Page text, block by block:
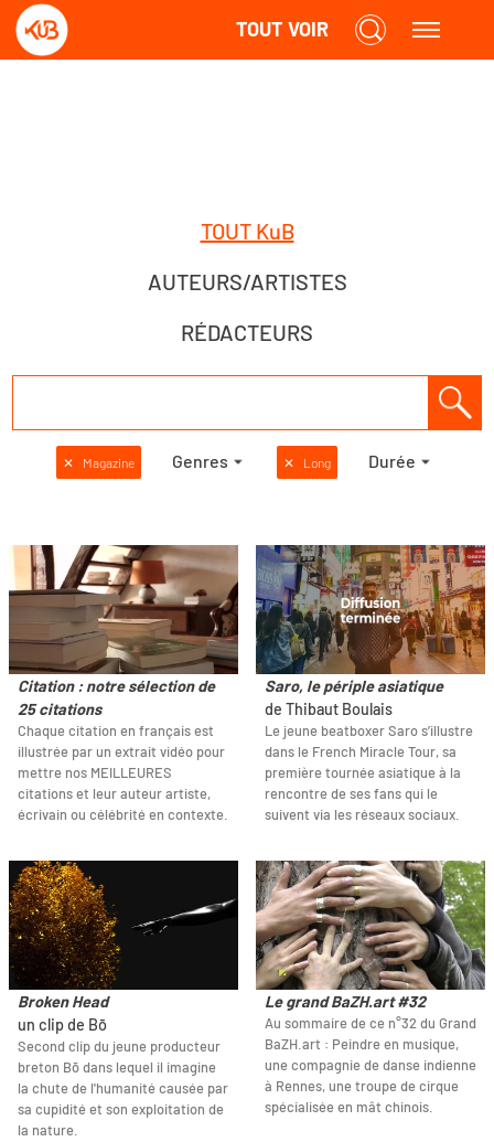
TOUT VOIR
TOUT KuB
AUTEURS/ARTISTES
RÉDACTEURS
✕ Magazine Genres ✕ Long Durée
Citation : notre sélection de
25 citations
Chaque citation en français est
illustrée par un extrait vidéo pour
mettre nos MEILLEURES
citations et leur auteur artiste,
écrivain ou célébrité en contexte.
Saro, le périple asiatique
de Thibaut Boulais
Le jeune beatboxer Saro s’illustre
dans le French Miracle Tour, sa
première tournée asiatique à la
rencontre de ses fans qui le
suivent via les réseaux sociaux.
Broken Head
un clip de Bō
Second clip du jeune producteur
breton Bō dans lequel il imagine
la chute de l'humanité causée par
sa cupidité et son exploitation de
la nature.
Le grand BaZH.art #32
Au sommaire de ce n°32 du Grand
BaZH.art : Peindre en musique,
une compagnie de danse indienne
à Rennes, une troupe de cirque
spécialisée en mât chinois.